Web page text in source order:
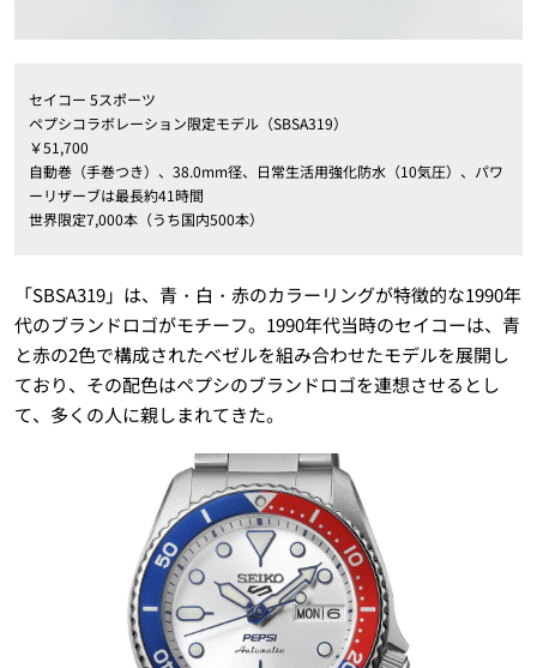
セイコー 5スポーツ
ペプシコラボレーション限定モデル（SBSA319）
￥51,700
自動巻（手巻つき）、38.0mm径、日常生活用強化防水（10気圧）、パワ
ーリザーブは最長約41時間
世界限定7,000本（うち国内500本）
「SBSA319」は、青・白・赤のカラーリングが特徴的な1990年
代のブランドロゴがモチーフ。1990年代当時のセイコーは、青
と赤の2色で構成されたベゼルを組み合わせたモデルを展開し
ており、その配色はペプシのブランドロゴを連想させるとし
て、多くの人に親しまれてきた。